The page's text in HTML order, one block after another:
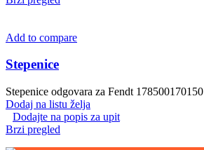
Add to compare
Stepenice
Stepenice odgovara za Fendt 178500170150
Dodaj na listu želja
Dodajte na popis za upit
Brzi pregled